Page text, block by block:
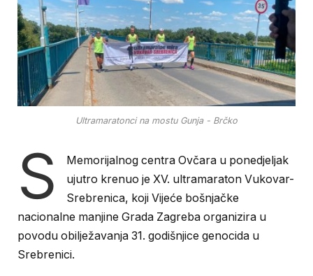
Ultramaratonci na mostu Gunja - Brčko
S
Memorijalnog centra Ovčara u ponedjeljak
ujutro krenuo je XV. ultramaraton Vukovar-
Srebrenica, koji Vijeće bošnjačke
nacionalne manjine Grada Zagreba organizira u
povodu obilježavanja 31. godišnjice genocida u
Srebrenici.